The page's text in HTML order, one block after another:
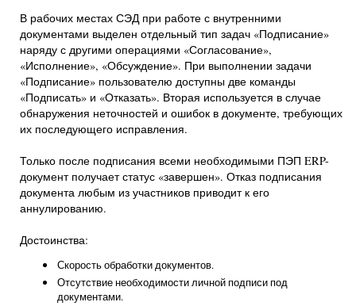
В рабочих местах СЭД при работе с внутренними
документами выделен отдельный тип задач «Подписание»
наряду с другими операциями «Согласование»,
«Исполнение», «Обсуждение». При выполнении задачи
«Подписание» пользователю доступны две команды
«Подписать» и «Отказать». Вторая используется в случае
обнаружения неточностей и ошибок в документе, требующих
их последующего исправления.
Только после подписания всеми необходимыми ПЭП ERP-
документ получает статус «завершен». Отказ подписания
документа любым из участников приводит к его
аннулированию.
Достоинства:
Скорость обработки документов.
Отсутствие необходимости личной подписи под
документами.